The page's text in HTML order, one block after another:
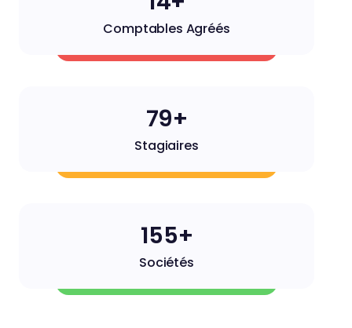
Comptables Agréés
79+
Stagiaires
156+
Sociétés